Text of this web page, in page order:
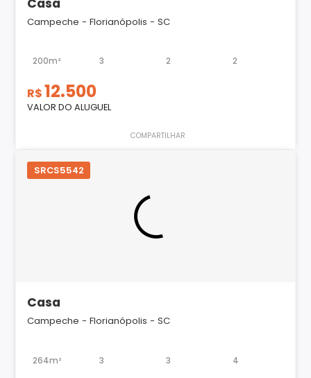
Campeche - Florianópolis - SC
200m² 3 2 2
R$12.500
VALOR DO ALUGUEL
COMPARTILHAR
SRCS5542
Casa
Campeche - Florianópolis - SC
264m² 3 3 4